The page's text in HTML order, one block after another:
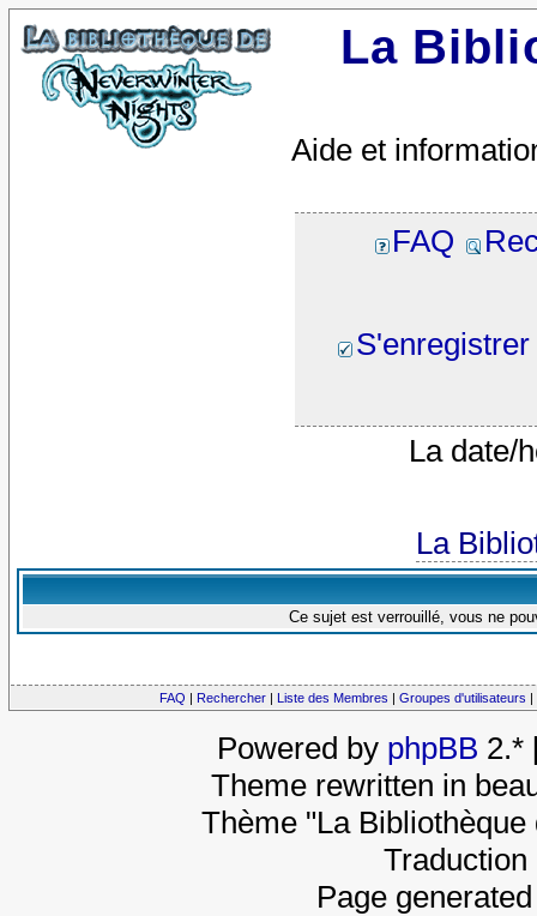
La
Aide et
FAQ
S'enregistrer
La date/
La
Ce sujet est verrouillé, vous ne
FAQ | Rechercher | Liste des Membres | Groupes d'utilisateurs |
Powered by phpBB 2.*
Theme rewritten in
Thème "La
Page